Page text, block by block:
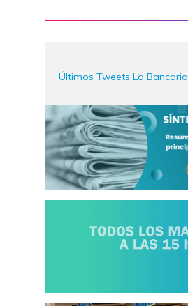
Últimos Tweets La Bancaria